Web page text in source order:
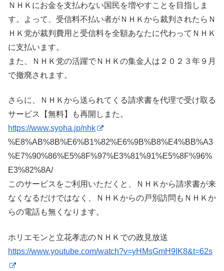
ＮＨＫにお金を支払わない国民を増やすことを目指しま
す。よって、受信料不払い者がＮＨＫから裁判されたらＮ
ＨＫ党が裁判費用と受信料を全額あなたに代わってＮＨＫ
に支払います。
また、ＮＨＫ党の活躍でＮＨＫの集金人は２０２３年９月
で撤廃されます。
さらに、ＮＨＫから送られてくる請求書を代理で受け取る
サービス【無料】も再開しまた。
https://www.syoha.jp/nhk
%E8%AB%8B%E6%B1%82%E6%9B%B8%E4%BB%A3
%E7%90%86%E5%8F%97%E3%81%91%E5%8F%96%
E3%82%8A/
このサービスをご利用いただくと、ＮＨＫから請求書が来
なくなるだけではなく、ＮＨＫからの戸別訪問もＮＨＫか
らの電話も無くなります。
ホリエモンと立花孝志のＮＨＫでの政見放送
https://www.youtube.com/watch?v=yHMsGmH9IK8&t=62s